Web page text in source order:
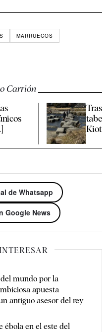
MARRUECOS
Carrión
Tras
Kioto
de Whatsapp
Google News
mundo por la
apuesta
antiguo asesor del rey
ébola en el este del